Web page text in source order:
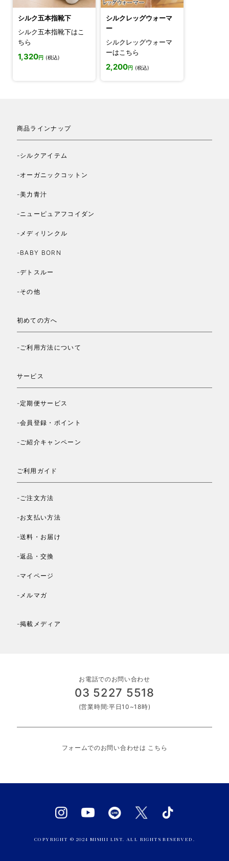
シルク五本指靴下
シルク五本指靴下はこ
ちら
1,320円 (税込)
シルクレッグウォーマ
ー
シルクレッグウォーマ
ーはこちら
2,200円 (税込)
商品ラインナップ
-シルクアイテム
-オーガニックコットン
-美力青汁
-ニューピュアフコイダン
-メディリンクル
-BABY BORN
-デトスルー
-その他
初めての方へ
-ご利用方法について
サービス
-定期便サービス
-会員登録・ポイント
-ご紹介キャンペーン
ご利用ガイド
-ご注文方法
-お支払い方法
-送料・お届け
-返品・交換
-マイページ
-メルマガ
-掲載メディア
お電話でのお問い合わせ
03 5227 5518
(営業時間:平日10~18時)
フォームでのお問い合わせは こちら
COPYRIGHT © 2024 MISHII LIST. ALL RIGHTS RESERVED.